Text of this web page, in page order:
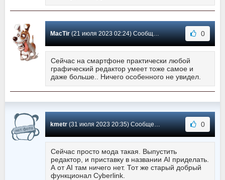
MacTir(21 июля 2023 02:24) Сообщение #3 0
Сейчас на смартфоне практически любой
графический редактор умеет тоже самое и
даже больше.. Ничего особенного не увидел.
kmetr(31 июля 2023 20:35) Сообщение #2 0
Сейчас просто мода такая. Выпустить
редактор, и приставку в названии AI приделать.
А от AI там ничего нет. Тот же старый добрый
функционал Cyberlink.